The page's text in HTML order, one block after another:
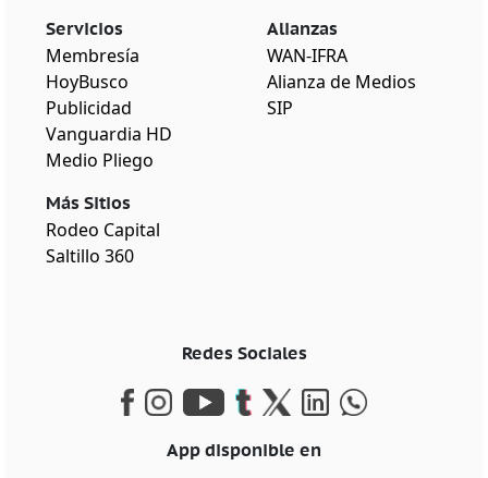
Servicios
Membresía
HoyBusco
Publicidad
Vanguardia HD
Medio Pliego
Más Sitios
Rodeo Capital
Saltillo 360
Alianzas
WAN-IFRA
Alianza de Medios
SIP
Redes Sociales
App disponible en